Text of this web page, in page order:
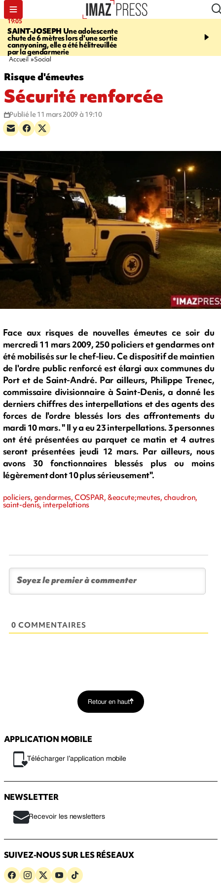
19:05
SAINT-JOSEPH Une adolescente
chute de 6 mètres lors d'une sortie
cannyoning, elle a été hélitreuillée
par la gendarmerie
20:44
rouée de coups,
Accueil Social
Risque d'émeutes
Sécurité renforcée
Publié le 11 mars 2009 à 19:10
Face aux risques de nouvelles émeutes ce soir du
mercredi 11 mars 2009, 250 policiers et gendarmes ont
été mobilisés sur le chef-lieu. Ce dispositif de maintien
de l'ordre public renforcé est élargi aux communes du
Port et de Saint-André. Par ailleurs, Philippe Trenec,
commissaire divisionnaire à Saint-Denis, a donné les
derniers chiffres des interpellations et des agents des
forces de l'ordre blessés lors des affrontements du
mardi 10 mars. " Il y a eu 23 interpellations. 3 personnes
ont été présentées au parquet ce matin et 4 autres
seront présentées jeudi 12 mars. Par ailleurs, nous
avons 30 fonctionnaires blessés plus ou moins
légèrement dont 10 plus sérieusement".
policiers, gendarmes, COSPAR, &eacute;meutes, chaudron,
saint-denis, interpelations
0 COMMENTAIRES
Retour en haut
APPLICATION MOBILE
Télécharger l’application mobile
NEWSLETTER
Recevoir les newsletters
SUIVEZ-NOUS SUR LES RÉSEAUX